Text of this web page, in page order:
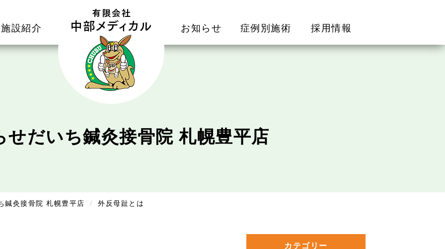
施設紹介 お知らせ 症例別施術 採用情報
せだいち鍼灸接骨院 札幌豊平店
鍼灸接骨院 札幌豊平店 外反母趾とは
カテゴリー